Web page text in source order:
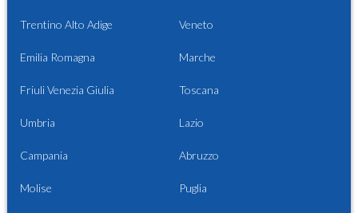
Trentino Alto Adige Veneto
Emilia Romagna Marche
Friuli Venezia Giulia Toscana
Umbria Lazio
Campania Abruzzo
Molise Puglia